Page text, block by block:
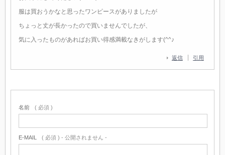
返信 引用
服は買おうかなと思ったワンピースがありましたが
ちょっと丈が長かったので買いませんでしたが、
気に入ったものがあればお買い得感満載なきがします(^^♪
名前 ( 必須 )
E-MAIL ( 必須 ) - 公開されません -